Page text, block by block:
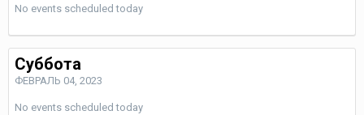
No events scheduled today
Суббота
ФЕВРАЛЬ 04, 2023
No events scheduled today